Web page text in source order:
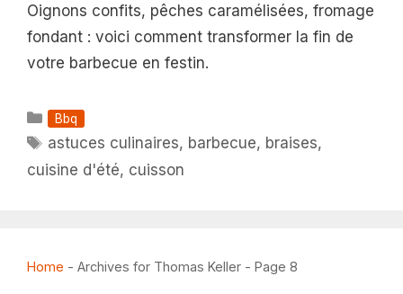
Oignons confits, pêches caramélisées, fromage
fondant : voici comment transformer la fin de
votre barbecue en festin.
Catégories
Bbq
Étiquettes
astuces culinaires, barbecue, braises,
cuisine d'été, cuisson
Home - Archives for Thomas Keller - Page 8